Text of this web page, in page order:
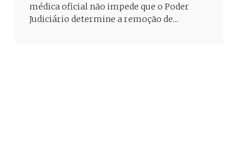
médica oficial não impede que o Poder
Judiciário determine a remoção de...